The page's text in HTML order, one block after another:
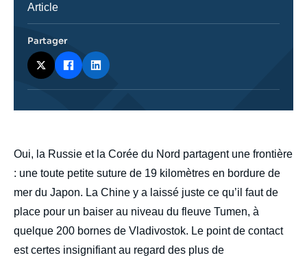
body
Oui, la Russie et la Corée du Nord partagent une frontière
: une toute petite suture de 19 kilomètres en bordure de
mer du Japon. La Chine y a laissé juste ce qu’il faut de
place pour un baiser au niveau du fleuve Tumen, à
quelque 200 bornes de Vladivostok. Le point de contact
est certes insignifiant au regard des plus de
Catégorie
Article
Partager